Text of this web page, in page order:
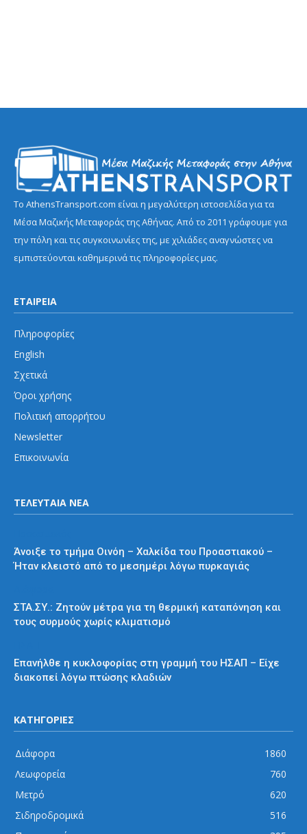
Το AthensTransport.com είναι η μεγαλύτερη ιστοσελίδα για τα
Μέσα Μαζικής Μεταφοράς της Αθήνας. Από το 2011 γράφουμε για
την πόλη και τις συγκοινωνίες της, με χιλιάδες αναγνώστες να
εμπιστεύονται καθημερινά τις πληροφορίες μας.
ΕΤΑΙΡΕΙΑ
Πληροφορίες
English
Σχετικά
Όροι χρήσης
Πολιτική απορρήτου
Newsletter
Επικοινωνία
ΤΕΛΕΥΤΑΙΑ ΝΕΑ
Άνοιξε το τμήμα Οινόη – Χαλκίδα του Προαστιακού –
Ήταν κλειστό από το μεσημέρι λόγω πυρκαγιάς
ΣΤΑ.ΣΥ.: Ζητούν μέτρα για τη θερμική καταπόνηση και
τους συρμούς χωρίς κλιματισμό
Επανήλθε η κυκλοφορίας στη γραμμή του ΗΣΑΠ – Είχε
διακοπεί λόγω πτώσης κλαδιών
ΚΑΤΗΓΟΡΙΕΣ
Διάφορα
1860
Λεωφορεία
760
Μετρό
620
Σιδηροδρομικά
516